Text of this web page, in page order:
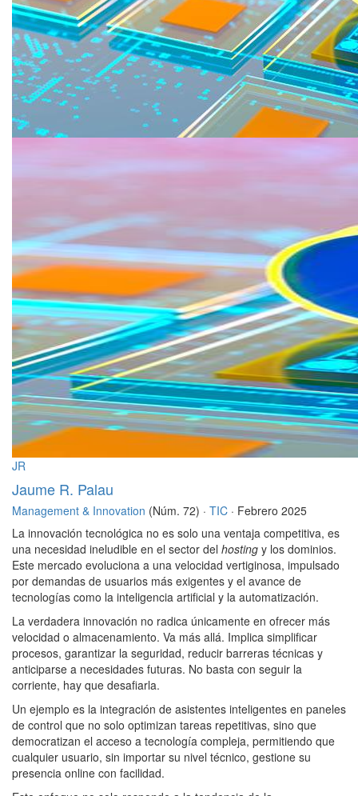
JR
Jaume R. Palau
Management & Innovation (Núm. 72) · TIC · Febrero 2025
La innovación tecnológica no es solo una ventaja competitiva, es
una necesidad ineludible en el sector del hosting y los dominios.
Este mercado evoluciona a una velocidad vertiginosa, impulsado
por demandas de usuarios más exigentes y el avance de
tecnologías como la inteligencia artificial y la automatización.
La verdadera innovación no radica únicamente en ofrecer más
velocidad o almacenamiento. Va más allá. Implica simplificar
procesos, garantizar la seguridad, reducir barreras técnicas y
anticiparse a necesidades futuras. No basta con seguir la
corriente, hay que desafiarla.
Un ejemplo es la integración de asistentes inteligentes en paneles
de control que no solo optimizan tareas repetitivas, sino que
democratizan el acceso a tecnología compleja, permitiendo que
cualquier usuario, sin importar su nivel técnico, gestione su
presencia online con facilidad.